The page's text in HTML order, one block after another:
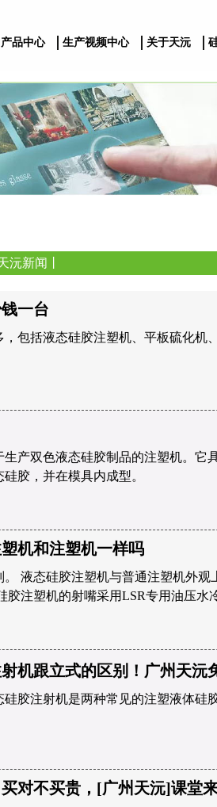
产品中心 生产视频中心 关于天沅
沅新闻
一台
包括液态硅胶注塑机、平板硫化机
产双色液态硅胶制品的注塑机。
胶，并在模具内成型。
机和注塑机一样吗
液态硅胶注塑机与普通注塑机外
胶注塑机的射嘴采用LSR专用油压
机跟立式的区别！广州天沅
胶注射机是两种常见的注塑液体
对不买贵，[广州天沅]课堂来